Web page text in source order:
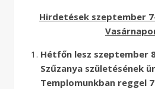
Hirdetések szeptember
Hétfőn lesz szeptember
Szűzanya születésének
Templomunkban reggel